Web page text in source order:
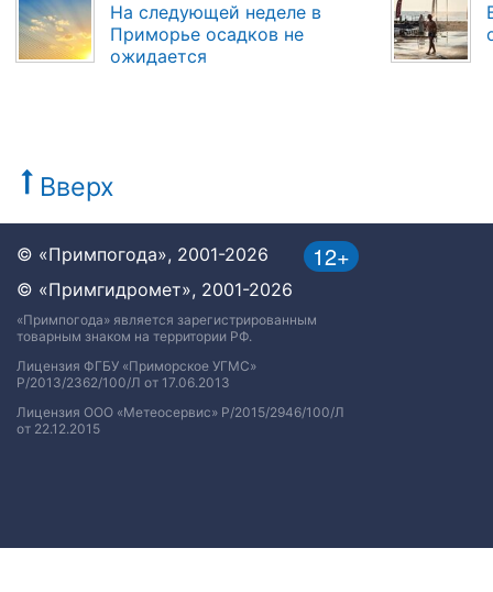
На следующей неделе в
Приморье осадков не
ожидается
Вверх
12+
© «Примпогода», 2001-2026
© «Примгидромет», 2001-2026
«Примпогода» является зарегистрированным
товарным знаком на территории РФ.
Лицензия ФГБУ «Приморское УГМС»
Р/2013/2362/100/Л от 17.06.2013
Лицензия ООО «Метеосервис» Р/2015/2946/100/Л
от 22.12.2015